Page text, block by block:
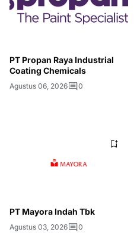
PT Propan Raya Industrial
Coating Chemicals
Agustus 06, 2026 0
PT Mayora Indah Tbk
Agustus 03, 2026 0